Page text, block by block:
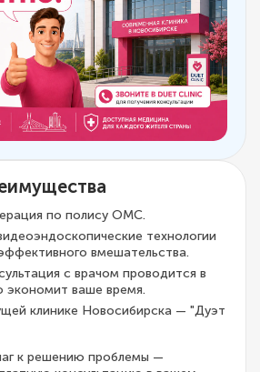
по полису ОМС.
технологии
вмешательства.
с врачом проводится в
экономит ваше время.
клинике Новосибирска — "Дуэт
к решению проблемы —